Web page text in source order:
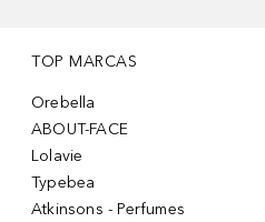
TOP MARCAS
Orebella
ABOUT-FACE
Lolavie
Typebea
Atkinsons - Perfumes